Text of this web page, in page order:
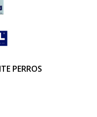
PERROS